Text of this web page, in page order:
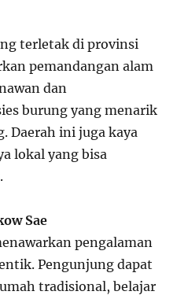
terletak di provinsi
pemandangan alam
dan
burung yang menarik
Daerah ini juga kaya
lokal yang bisa
Sae
pengalaman
Pengunjung dapat
tradisional, belajar